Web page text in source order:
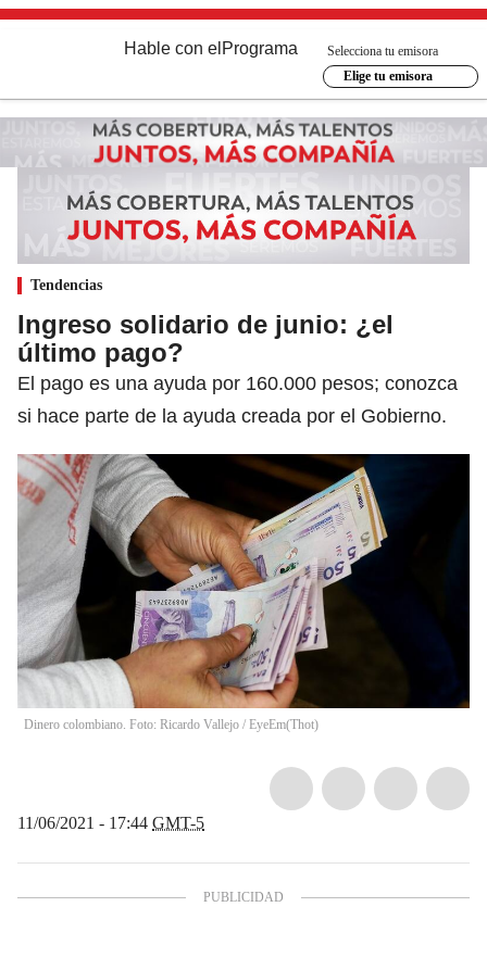
Hable con el Programa
Selecciona tu emisora
Elige tu emisora
Tendencias
Ingreso solidario de junio: ¿el
último pago?
El pago es una ayuda por 160.000 pesos; conozca
si hace parte de la ayuda creada por el Gobierno.
Dinero colombiano. Foto: Ricardo Vallejo / EyeEm(Thot)
11/06/2021 - 17:44 GMT-5